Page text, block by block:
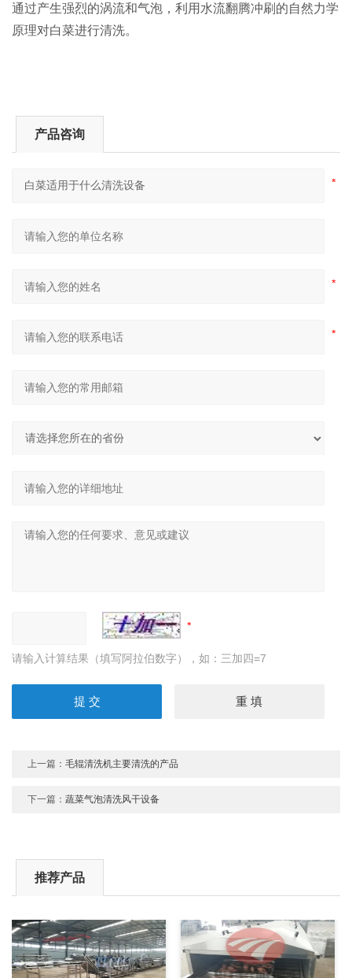
通过产生强烈的涡流和气泡，利用水流翻腾冲刷的自然力学
原理对白菜进行清洗。
产品咨询
请输入计算结果（填写阿拉伯数字），如：三加四=7
上一篇：毛辊清洗机主要清洗的产品
下一篇：蔬菜气泡清洗风干设备
推荐产品